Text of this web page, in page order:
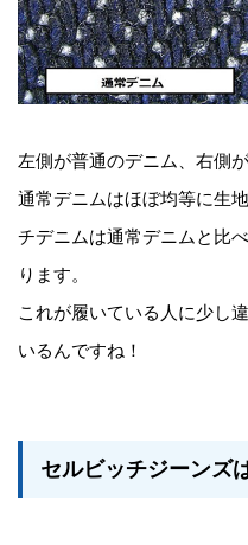
左側が普通のデニム、右側
通常デニムはほぼ均等に生
チデニムは通常デニムと比
ります。
これが履いている人に少し
いるんですね！
セルビッチジーンズ